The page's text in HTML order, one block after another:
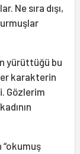
Ne sıra dışı,
yürüttüğü bu
karakterin
Gözlerim
“okumuş